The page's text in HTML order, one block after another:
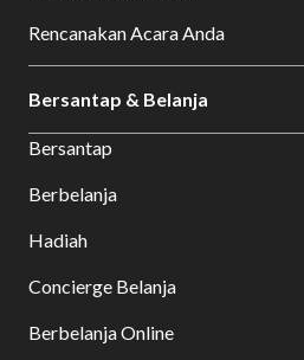
Rencanakan Acara Anda
Bersantap & Belanja
Bersantap
Berbelanja
Hadiah
Concierge Belanja
Berbelanja Online